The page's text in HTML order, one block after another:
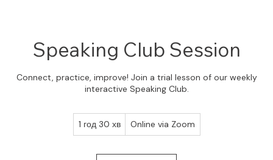
Speaking Club Session
Connect, practice, improve! Join a trial lesson of our weekly
interactive Speaking Club.
1 год 30 хв1
г
Online via Zoom